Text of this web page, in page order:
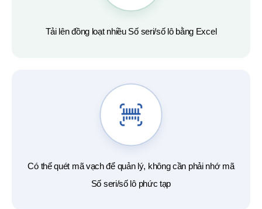
Tải lên đồng loạt nhiều Số seri/số lô bằng Excel
Có thể quét mã vạch để quản lý, không cần phải nhớ mã
Số seri/số lô phức tạp